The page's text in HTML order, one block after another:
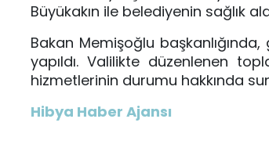
Büyükakın ile belediyenin sağlık
Bakan Memişoğlu başkanlığında,
yapıldı. Valilikte düzenlenen
hizmetlerinin durumu hakkında
Hibya Haber Ajansı